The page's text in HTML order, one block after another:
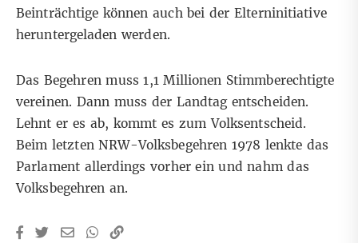
Beinträchtige können auch bei der Elterninitiative
heruntergeladen werden.
Das Begehren muss 1,1 Millionen Stimmberechtigte
vereinen. Dann muss der Landtag entscheiden.
Lehnt er es ab, kommt es zum Volksentscheid.
Beim letzten NRW-Volksbegehren 1978 lenkte das
Parlament allerdings vorher ein und nahm das
Volksbegehren an.